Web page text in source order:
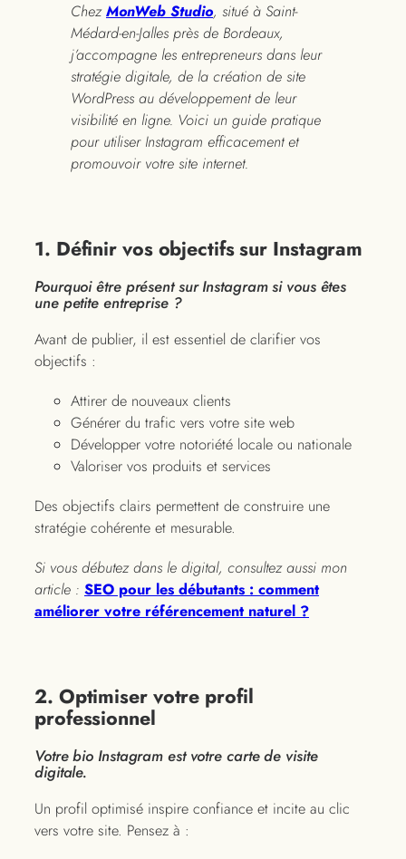
ChezMonWeb Studio, situé à Saint-
Médard-en-Jalles près de Bordeaux,
j’accompagne les entrepreneurs dans leur
stratégie digitale, de la création de site
WordPress au développement de leur
visibilité en ligne. Voici un guide pratique
pour utiliser Instagram efficacement et
promouvoir votre site internet.
1. Définir vos objectifs sur Instagram
Pourquoi être présent sur Instagram si vous êtes
une petite entreprise ?
Avant de publier, il est essentiel de clarifier vos
objectifs :
Attirer de nouveaux clients
Générer du trafic vers votre site web
Développer votre notoriété locale ou nationale
Valoriser vos produits et services
Des objectifs clairs permettent de construire une
stratégie cohérente et mesurable.
Si vous débutez dans le digital, consultez aussi mon
article : SEO pour les débutants : comment
améliorer votre référencement naturel ?
2. Optimiser votre profil
professionnel
Votre bio Instagram est votre carte de visite
digitale.
Un profil optimisé inspire confiance et incite au clic
vers votre site. Pensez à :